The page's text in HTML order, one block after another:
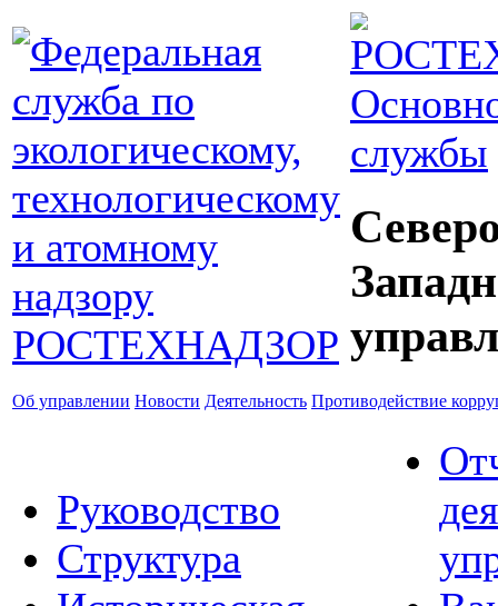
службы
Об управлении Новости Деятельность Противодействие
Руководство
Структура